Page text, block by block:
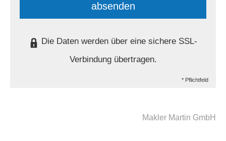
absenden
Die Daten werden über eine sichere SSL-
Verbindung übertragen.
* Pflichtfeld
Makler Martin GmbH